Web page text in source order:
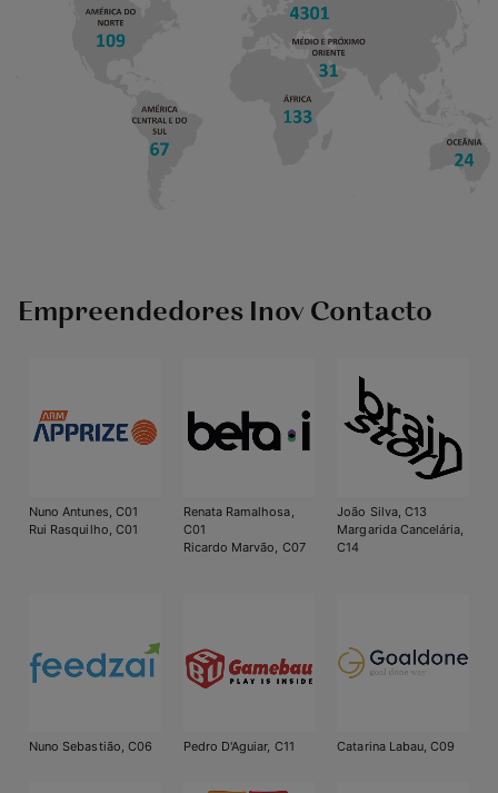
Empreendedores Inov Contacto
Nuno Antunes, C01
Rui Rasquilho, C01
Renata Ramalhosa,
C01
Ricardo Marvão, C07
João Silva, C13
Margarida Cancelária,
C14
Nuno Sebastião, C06 Pedro D'Aguiar, C11 Catarina Labau, C09